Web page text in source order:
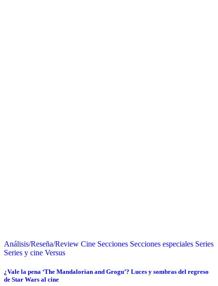
Análisis/Reseña/Review Cine Secciones Secciones especiales Series
Series y cine Versus
¿Vale la pena ‘The Mandalorian and Grogu’? Luces y sombras del regreso
de Star Wars al cine